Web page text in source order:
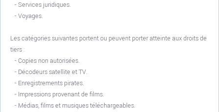
- Services juridiques.
- Voyages.
Les catégories suivantes portent ou peuvent porter atteinte aux droits de
tiers :
- Copies non autorisées.
- Décodeurs satellite et TV.
- Enregistrements pirates.
- Impressions provenant de films.
- Médias, films et musiques téléchargeables.